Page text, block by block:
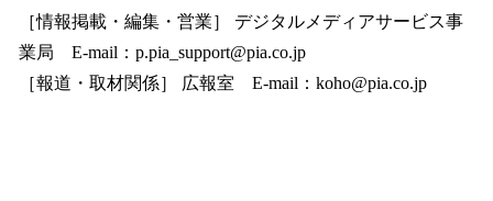
［情報掲載・編集・営業］ デジタルメディアサービス事
業局 E-mail：p.pia_support@pia.co.jp
［報道・取材関係］ 広報室 E-mail：koho@pia.co.jp